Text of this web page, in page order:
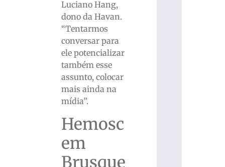
Luciano Hang,
dono da Havan.
“Tentarmos
conversar para
ele potencializar
também esse
assunto, colocar
mais ainda na
mídia”.
Hemosc
em
Brusque